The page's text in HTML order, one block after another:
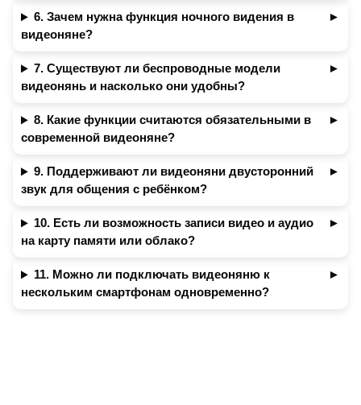
6. Зачем нужна функция ночного видения в
видеоняне?
7. Существуют ли беспроводные модели
видеонянь и насколько они удобны?
8. Какие функции считаются обязательными в
современной видеоняне?
9. Поддерживают ли видеоняни двусторонний
звук для общения с ребёнком?
10. Есть ли возможность записи видео и аудио
на карту памяти или облако?
11. Можно ли подключать видеоняню к
нескольким смартфонам одновременно?